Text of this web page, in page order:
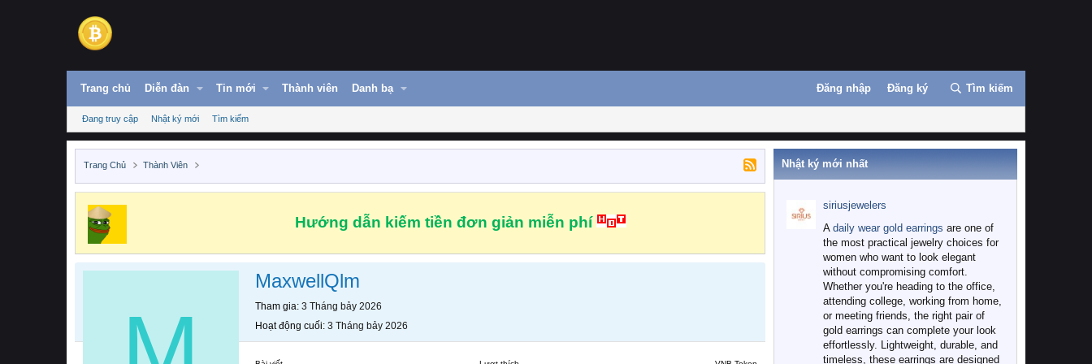
Trang chủ Diễn đàn Tin mới Thành viên Danh bạ Đăng nhập Đăng ký Tìm kiếm
Đang truy cập Nhật ký mới Tìm kiếm
Trang Chủ Thành Viên
Hướng dẫn kiếm tiền đơn giản miễn phí
MaxwellQlm
Tham gia 3 Tháng bảy 2026
Hoạt động cuối 3 Tháng bảy 2026
Nhật ký mới nhất
siriusjewelers
A daily wear gold earrings are one of
the most practical jewelry choices for
women who want to look elegant
without compromising comfort.
Whether you're heading to the office,
attending college, working from home,
or meeting friends, the right pair of
gold earrings can complete your look
effortlessly. Lightweight, durable, and
timeless, these earrings are designed